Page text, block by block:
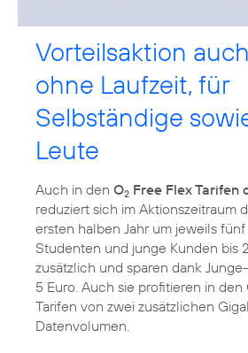
Vorteilsaktion
ohne Laufzeit, für
Selbständige
Leute
Auch in den O2 Free Flex Tarifen
reduziert sich im Aktionszeitraum
ersten halben Jahr um jeweils fünf
Studenten und junge Kunden bis
zusätzlich und sparen dank
5 Euro. Auch sie profitieren in den
Tarifen von zwei zusätzlichen
Datenvolumen.